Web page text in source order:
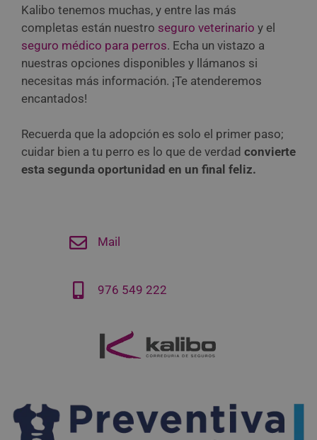
Kalibo tenemos muchas, y entre las más
completas están nuestro seguro veterinario y el
seguro médico para perros. Echa un vistazo a
nuestras opciones disponibles y llámanos si
necesitas más información. ¡Te atenderemos
encantados!
Recuerda que la adopción es solo el primer paso;
cuidar bien a tu perro es lo que de verdad convierte
esta segunda oportunidad en un final feliz.
Mail
976 549 222